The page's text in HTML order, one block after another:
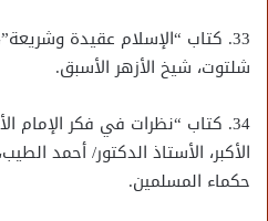
33. كتاب “الإسلام عقيدة
شلتوت، شيخ الأزهر الأسبق.
34. كتاب “نظرات في فكر الإمام
الأكبر، الأستاذ الدكتور/ أحمد
حكماء المسلمين.